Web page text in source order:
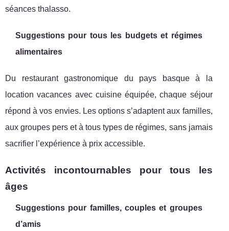
séances thalasso.
Suggestions pour tous les budgets et régimes
alimentaires
Du restaurant gastronomique du pays basque à la
location vacances avec cuisine équipée, chaque séjour
répond à vos envies. Les options s’adaptent aux familles,
aux groupes pers et à tous types de régimes, sans jamais
sacrifier l’expérience à prix accessible.
Activités incontournables pour tous les
âges
Suggestions pour familles, couples et groupes
d’amis